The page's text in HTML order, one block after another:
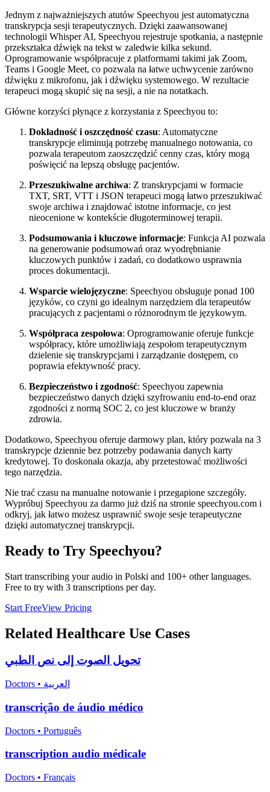
Jednym z najważniejszych atutów Speechyou jest automatyczna
transkrypcja sesji terapeutycznych. Dzięki zaawansowanej
technologii Whisper AI, Speechyou rejestruje spotkania, a następnie
przekształca dźwięk na tekst w zaledwie kilka sekund.
Oprogramowanie współpracuje z platformami takimi jak Zoom,
Teams i Google Meet, co pozwala na łatwe uchwycenie zarówno
dźwięku z mikrofonu, jak i dźwięku systemowego. W rezultacie
terapeuci mogą skupić się na sesji, a nie na notatkach.
Główne korzyści płynące z korzystania z Speechyou to:
Dokładność i oszczędność czasu: Automatyczne
transkrypcje eliminują potrzebę manualnego notowania, co
pozwala terapeutom zaoszczędzić cenny czas, który mogą
poświęcić na lepszą obsługę pacjentów.
Przeszukiwalne archiwa: Z transkrypcjami w formacie
TXT, SRT, VTT i JSON terapeuci mogą łatwo przeszukiwać
swoje archiwa i znajdować istotne informacje, co jest
nieocenione w kontekście długoterminowej terapii.
Podsumowania i kluczowe informacje: Funkcja AI pozwala
na generowanie podsumowań oraz wyodrębnianie
kluczowych punktów i zadań, co dodatkowo usprawnia
proces dokumentacji.
Wsparcie wielojęzyczne: Speechyou obsługuje ponad 100
języków, co czyni go idealnym narzędziem dla terapeutów
pracujących z pacjentami o różnorodnym tle językowym.
Współpraca zespołowa: Oprogramowanie oferuje funkcje
współpracy, które umożliwiają zespołom terapeutycznym
dzielenie się transkrypcjami i zarządzanie dostępem, co
poprawia efektywność pracy.
Bezpieczeństwo i zgodność: Speechyou zapewnia
bezpieczeństwo danych dzięki szyfrowaniu end-to-end oraz
zgodności z normą SOC 2, co jest kluczowe w branży
zdrowia.
Dodatkowo, Speechyou oferuje darmowy plan, który pozwala na 3
transkrypcje dziennie bez potrzeby podawania danych karty
kredytowej. To doskonała okazja, aby przetestować możliwości
tego narzędzia.
Nie trać czasu na manualne notowanie i przegapione szczegóły.
Wypróbuj Speechyou za darmo już dziś na stronie speechyou.com i
odkryj, jak łatwo możesz usprawnić swoje sesje terapeutyczne
dzięki automatycznej transkrypcji.
Ready to Try Speechyou?
Start transcribing your audio in Polski and 100+ other languages.
Free to try with 3 transcriptions per day.
Start FreeView Pricing
Related Healthcare Use Cases
تحويل الصوت إلى نص الطبي
Doctors • العربية
transcrição de áudio médico
Doctors • Português
transcription audio médicale
Doctors • Français